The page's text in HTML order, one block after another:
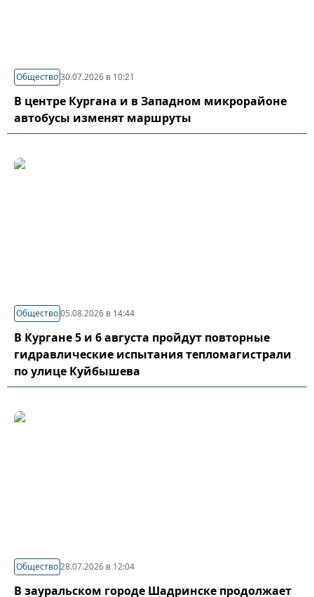
Общество30.07.2026 в 10:21
В центре Кургана и в Западном микрорайоне
автобусы изменят маршруты
Общество05.08.2026 в 14:44
В Кургане 5 и 6 августа пройдут повторные
гидравлические испытания тепломагистрали
по улице Куйбышева
Общество28.07.2026 в 12:04
В зауральском городе Шадринске продолжает